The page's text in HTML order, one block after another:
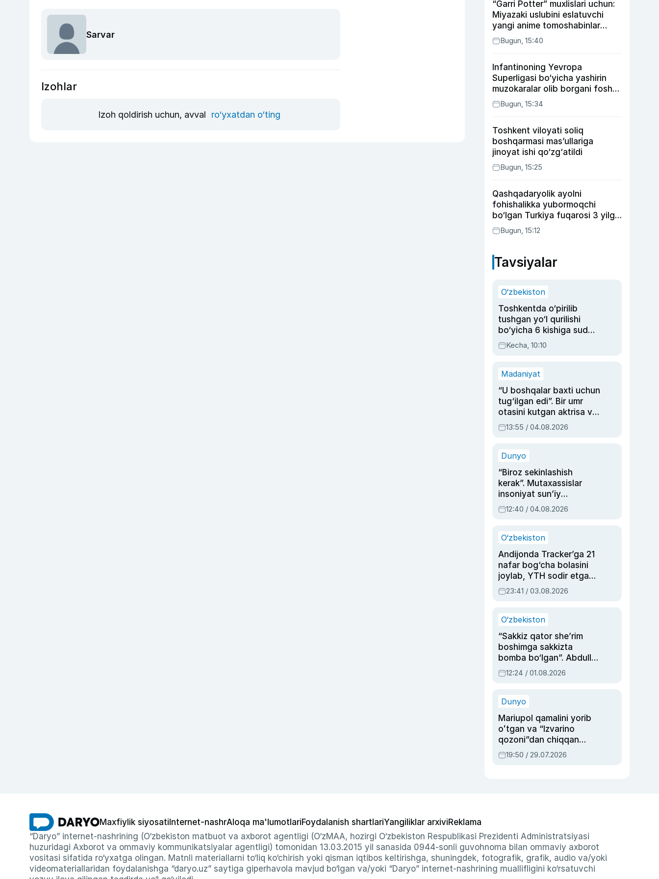
Sarvar
Izohlar
Izoh qoldirish uchun, avval ro‘yxatdan o‘ting
“Garri Potter” muxlislari uchun:
Miyazaki uslubini eslatuvchi
yangi anime tomoshabinlar
e’tiborini qozonmoqda
Bugun, 15:40
Infantinoning Yevropa
Superligasi bo‘yicha yashirin
muzokaralar olib borgani fosh
bo‘ldiBugun, 15:34
Toshkent viloyati soliq
boshqarmasi mas’ullariga
jinoyat ishi qo‘zg‘atildi
Bugun, 15:25
Qashqadaryolik ayolni
fohishalikka yubormoqchi
bo‘lgan Turkiya fuqarosi 3 yilga
qamaldi
Bugun, 15:12
Tavsiyalar
O‘zbekiston
Toshkentda o‘pirilib
tushgan yo‘l qurilishi
bo‘yicha 6 kishiga sud
hukmi o‘qildi
Kecha, 10:10
Madaniyat
“U boshqalar baxti uchun
tug‘ilgan edi”. Bir umr
otasini kutgan aktrisa va
dublyaj ustasi Rimma
Ahmedovaning
13:55 / 04.08.2026
Dunyo
“Biroz sekinlashish
kerak”. Mutaxassislar
insoniyat sun’iy
intellektni boshqara
olmay qolishidan xavotir
12:40 / 04.08.2026
O‘zbekiston
Andijonda Tracker’ga 21
nafar bog‘cha bolasini
joylab, YTH sodir etgan
ayolga sud hukmi o‘qildi
23:41 / 03.08.2026
O‘zbekiston
“Sakkiz qator she’rim
boshimga sakkizta
bomba bo‘lgan”. Abdulla
Oripovni siyosiy
ayblovlardan asrab
12:24 / 01.08.2026
Dunyo
Mariupol qamalini yorib
oʻtgan va “Izvarino
qozoni”dan chiqqan
qahramon — Ukraina
armiyasi bosh
19:50 / 29.07.2026
Maxfiylik siyosati Internet-nashrAloqa ma'lumotlariFoydalanish shartlariYangiliklar arxiviReklama
“Daryo” internet-nashrining (O‘zbekiston matbuot va axborot agentligi (O‘zMAA, hozirgi O‘zbekiston Respublikasi Prezidenti Administratsiyasi
huzuridagi Axborot va ommaviy kommunikatsiyalar agentligi) tomonidan 13.03.2015 yil sanasida 0944-sonli guvohnoma bilan ommaviy axborot
vositasi sifatida ro‘yxatga olingan. Matnli materiallarni to‘liq ko‘chirish yoki qisman iqtibos keltirishga, shuningdek, fotografik, grafik, audio va/yoki
videomateriallaridan foydalanishga “daryo.uz” saytiga giperhavola mavjud bo‘lgan va/yoki “Daryo” internet-nashrining muallifligini ko‘rsatuvchi